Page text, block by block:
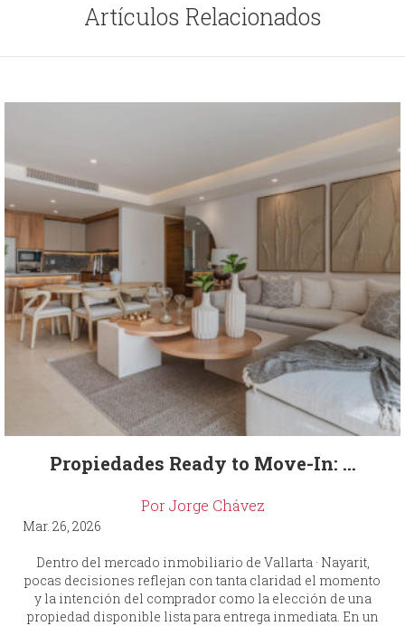
Artículos Relacionados
Propiedades Ready to Move-In: ...
Por Jorge Chávez
Mar. 26, 2026
Dentro del mercado inmobiliario de Vallarta · Nayarit,
pocas decisiones reflejan con tanta claridad el momento
y la intención del comprador como la elección de una
propiedad disponible lista para entrega inmediata. En un